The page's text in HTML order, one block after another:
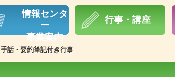
情報センタ
ー
事業案内
行事・講座
手話・要約筆記付き行事